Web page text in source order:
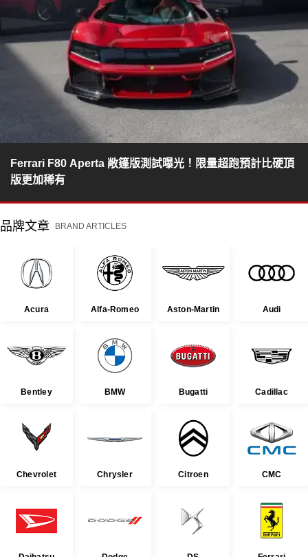
Ferrari F80 Aperta 敞篷版測試曝光！限量超跑預計比硬頂
版更加稀有
品牌文章 BRAND ARTICLES
Acura Alfa-Romeo Aston-Martin Audi
Bentley BMW Bugatti Cadillac
Chevrolet Chrysler Citroen CMC